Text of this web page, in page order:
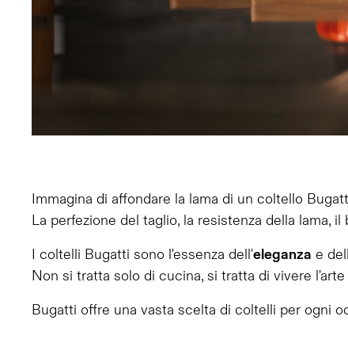
Immagina di affondare la lama di un coltello
La perfezione del taglio, la resistenza della lama,
I coltelli Bugatti sono l'essenza dell'eleganza e
Non si tratta solo di cucina, si tratta di vivere l'arte
Bugatti offre una vasta scelta di coltelli per ogni